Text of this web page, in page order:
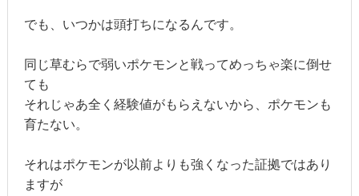
でも、いつかは頭打ちになるんです。
同じ草むらで弱いポケモンと戦ってめっちゃ楽に倒せ
ても
それじゃあ全く経験値がもらえないから、ポケモンも
育たない。
それはポケモンが以前よりも強くなった証拠ではあり
ますが